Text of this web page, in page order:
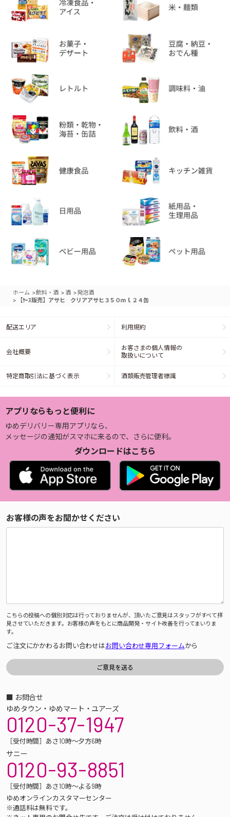
ホーム >飲料・酒 > 酒 >発泡酒
> 【ｹｰｽ販売】アサヒ クリアアサヒ３５０ｍｌ２４缶
配送エリア 利用規約
会社概要
お客さまの個人情報の
取扱いについて
特定商取引法に基づく表示 酒類販売管理者標識
アプリならもっと便利に
ゆめデリバリー専用アプリなら、
メッセージの通知がスマホに来るので、さらに便利。
ダウンロードはこちら
お客様の声をお聞かせください
こちらの投稿への個別対応は行っておりませんが、頂いたご意見はスタッフがすべて拝
見させていただきます。お客様の声をもとに商品開発・サイト改善を行ってまいりま
す。
ご注文にかかわるお問い合わせはお問い合わせ専用フォームから
■ お問合せ
ゆめタウン・ゆめマート・ユアーズ
0120-37-1947
［受付時間］あさ10時～夕方6時
サニー
0120-93-8851
［受付時間］あさ10時～よる9時
ゆめオンラインカスタマーセンター
※通話料は無料です。